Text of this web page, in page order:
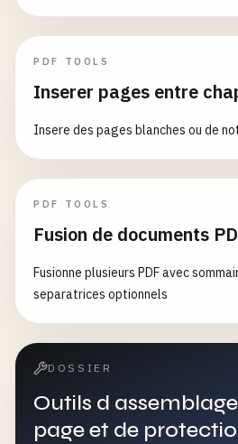
PDF TOOLS
Inserer pages entre
Insere des pages blanches ou de
PDF TOOLS
Fusion de documents
Fusionne plusieurs PDF avec
separatrices optionnels
DOSSIER
Outils d
page et de